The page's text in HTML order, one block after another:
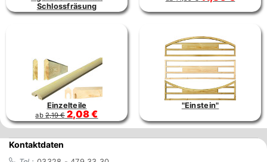
Schlossfräsung
Einzelteile
ab2,19 € 2,08 €
"Einstein"
Kontaktdaten